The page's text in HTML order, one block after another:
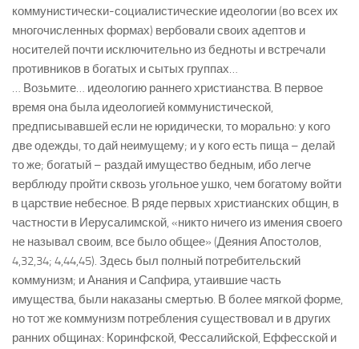
коммунистически-социалистические идеологии (во всех их
многочисленных формах) вербовали своих адептов и
носителей почти исключительно из бедноты и встречали
противников в богатых и сытых группах…
… Возьмите… идеологию раннего христианства. В первое
время она была идеологией коммунистической,
предписывавшей если не юридически, то морально: у кого
две одежды, то дай неимущему; и у кого есть пища – делай
то же; богатый – раздай имущество бедным, ибо легче
верблюду пройти сквозь угольное ушко, чем богатому войти
в царствие небесное. В ряде первых христианских общин, в
частности в Иерусалимской, «никто ничего из имения своего
не называл своим, все было общее» (Деяния Апостолов,
4,32,34; 4,44,45). Здесь был полный потребительский
коммунизм; и Анания и Сапфира, утаившие часть
имущества, были наказаны смертью. В более мягкой форме,
но тот же коммунизм потребления существовал и в других
ранних общинах: Коринфской, Фессалийской, Еффесской и